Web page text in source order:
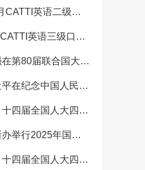
2020年11月CATTI英语二级口译实务真题
2022年6月CATTI英语三级口译真题
双语：李强在第80届联合国大会一般性辩论上的讲话
同传：习近平在纪念中国人民抗日战争暨世界反法西斯战争胜利80周年大会上的讲话
口译同传：十四届全国人大四次会议经济主题记者会
同传：国新办举行2025年国民经济运行情况发布会
口译同传：十四届全国人大四次会议第二次全体会议